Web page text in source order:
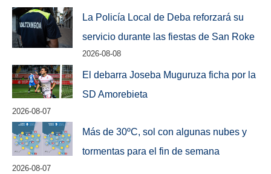
La Policía Local de Deba reforzará su
servicio durante las fiestas de San Roke
2026-08-08
El debarra Joseba Muguruza ficha por la
SD Amorebieta
2026-08-07
Más de 30ºC, sol con algunas nubes y
tormentas para el fin de semana
2026-08-07